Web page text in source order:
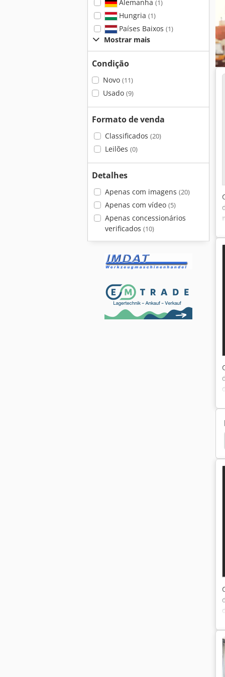
Alemanha (1)
Hungria (1)
Países Baixos (1)
Mostrar mais
Condição
Novo (11)
Usado (9)
Formato de venda
Classificados (20)
Leilões (0)
Detalhes
Apenas com imagens (20)
Apenas com vídeo (5)
Apenas concessionários
verificados (10)